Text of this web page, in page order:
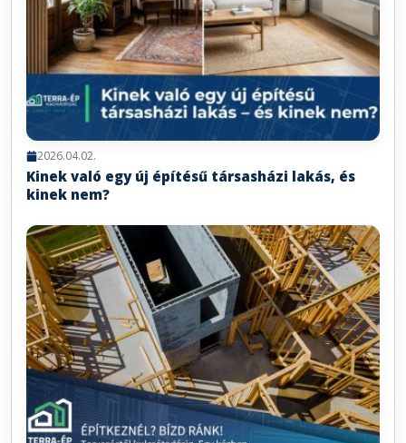
2026.04.02.
Kinek való egy új építésű társasházi lakás, és
kinek nem?